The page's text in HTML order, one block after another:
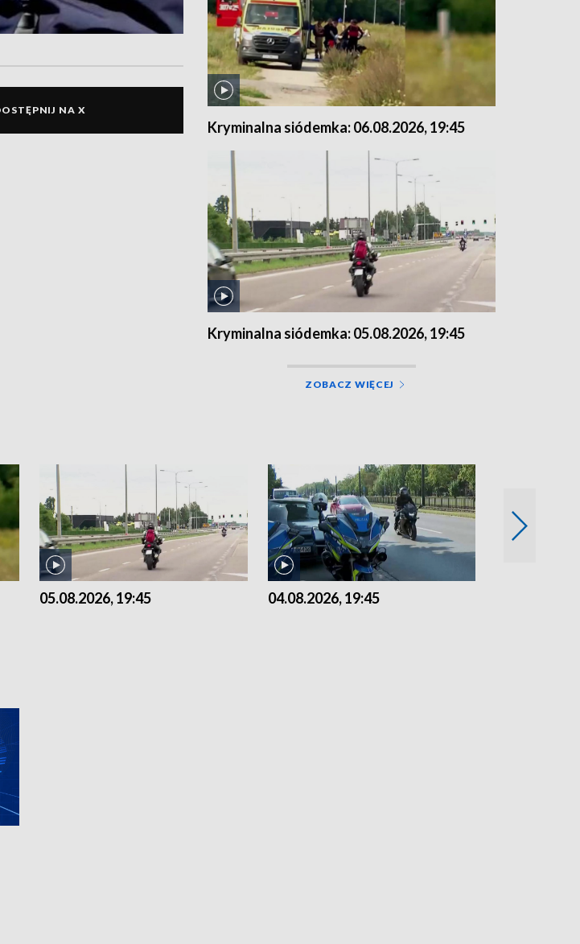
NA X
Kryminalna siódemka: 06.08.2026, 19:45
Kryminalna siódemka: 05.08.2026, 19:45
ZOBACZ WIĘCEJ
05.08.2026, 19:45 04.08.2026, 19:45